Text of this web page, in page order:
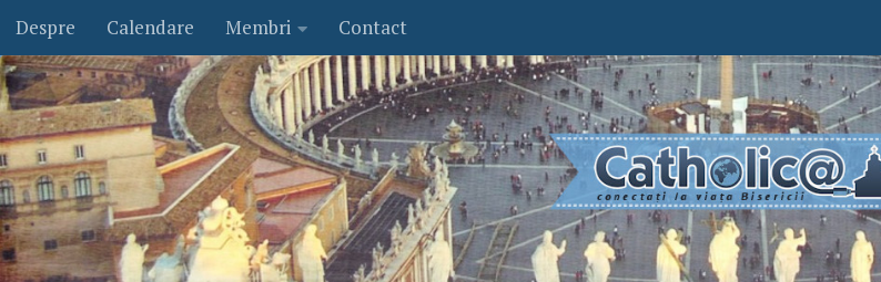
Skip to content
Despre Calendare Membri Contact